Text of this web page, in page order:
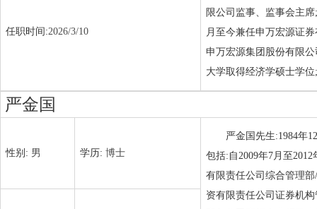
限公司监事、监事会主
月至今兼任申万宏源证
申万宏源集团股份有限
大学取得经济学硕士学
任职时间:2026/3/10
严金国
性别: 男 学历: 博士
严金国先生:1984年
包括:自2009年7月至
有限责任公司综合管理
资有限责任公司证券机